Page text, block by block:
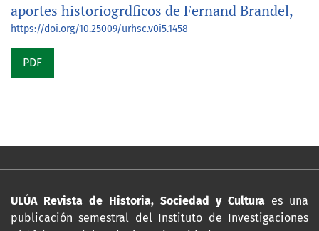
aportes historiogrdficos de Fernand Brandel,
https://doi.org/10.25009/urhsc.v0i5.1458
PDF
ULÚA Revista de Historia, Sociedad y Cultura es una
publicación semestral del Instituto de Investigaciones